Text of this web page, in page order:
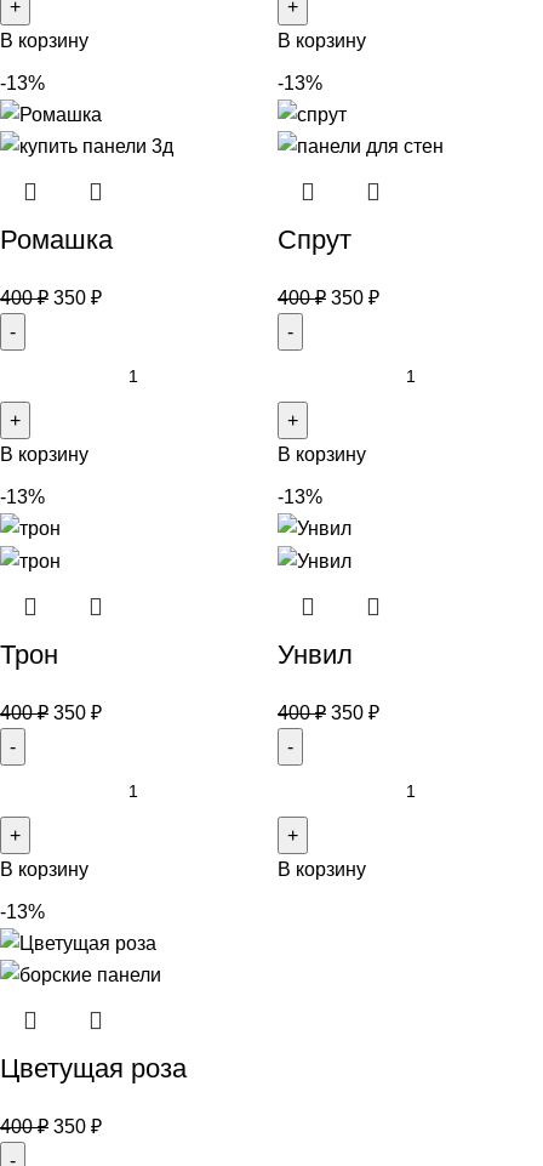
В корзину В корзину
-13%
Ромашка
400₽ 350 ₽
В корзину
-13%
Спрут
400₽ 350 ₽
В корзину
-13%
Трон
400₽ 350 ₽
В корзину
-13%
Унвил
400₽ 350 ₽
В корзину
-13%
Цветущая роза
400₽ 350 ₽